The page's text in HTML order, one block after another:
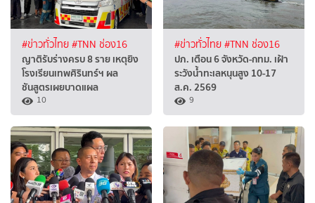
#ข่าวทั่วไทย#TNN ช่อง16
ญาติรับร่างครบ 8 ราย เหตุยิง
โรงเรียนเทพศิรินทร์ฯ ผล
ชันสูตรเผยบาดแผล
10
#ข่าวทั่วไทย#TNN ช่อง16
ปภ. เตือน 6 จังหวัด-กทม. เฝ้า
ระวังน้ำทะเลหนุนสูง 10-17
ส.ค. 2569
9